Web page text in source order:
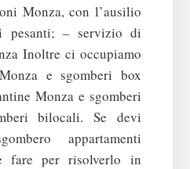
Monza, con l’ausilio
pesanti; – servizio di
Inoltre ci occupiamo
e sgomberi box
Monza e sgomberi
bilocali.
Se devi
appartamenti
fare per risolverlo in